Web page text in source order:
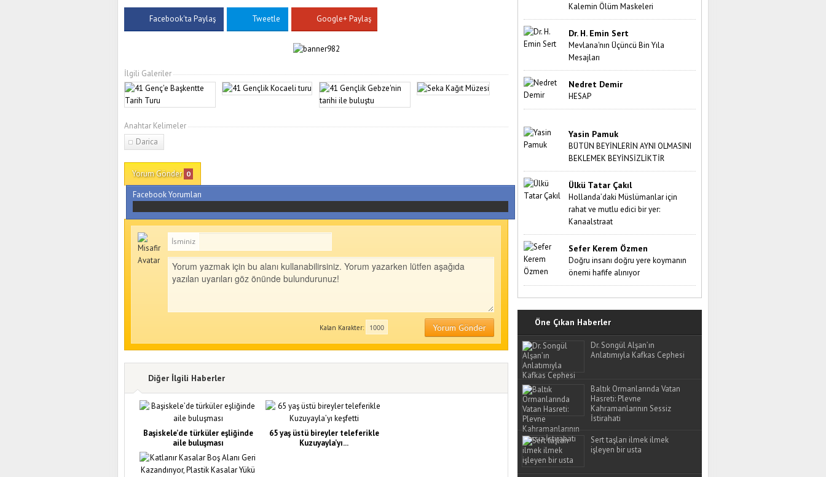
Facebook'ta Paylaş Tweetle Google+ Paylaş
İlgili Galeriler
Anahtar Kelimeler
Darica
Yorum Gönder 0
Facebook Yorumları
İsminiz
Yorum Gönder
Kalan Karakter:
Diğer İlgili Haberler
Başiskele’de türküler eşliğinde
aile buluşması
65 yaş üstü bireyler teleferikle
Kuzuyayla’yı...
Kalemin Ölüm Maskeleri
Dr. H. Emin Sert
Mevlana'nın Üçüncü Bin Yıla
Mesajları
Nedret Demir
HESAP
Yasin Pamuk
BÜTÜN BEYİNLERİN AYNI OLMASINI
BEKLEMEK BEYİNSİZLİKTİR
Ülkü Tatar Çakıl
Hollanda’daki Müslümanlar için
rahat ve mutlu edici bir yer:
Kanaalstraat
Sefer Kerem Özmen
Doğru insanı doğru yere koymanın
önemi hafife alınıyor
Öne Çıkan Haberler
Dr. Songül Alşan’ın
Anlatımıyla Kafkas Cephesi
Baltık Ormanlarında Vatan
Hasreti: Plevne
Kahramanlarının Sessiz
İstirahati
Sert taşları ilmek ilmek
işleyen bir usta